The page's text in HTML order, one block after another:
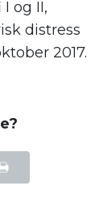
og II,
distress
2017.